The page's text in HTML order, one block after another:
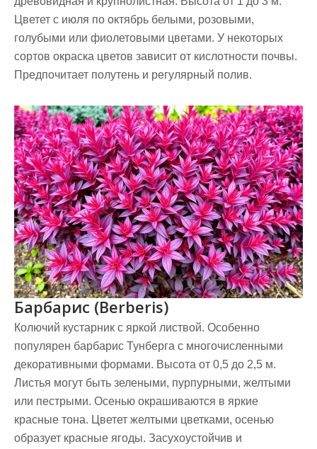
Цветет с июля по октябрь белыми, розовыми,
голубыми или фиолетовыми цветами. У некоторых
сортов окраска цветов зависит от кислотности почвы.
Предпочитает полутень и регулярный полив.
Барбарис (Berberis)
Колючий кустарник с яркой листвой. Особенно
популярен барбарис Тунберга с многочисленными
декоративными формами. Высота от 0,5 до 2,5 м.
Листья могут быть зелеными, пурпурными, желтыми
или пестрыми. Осенью окрашиваются в яркие
красные тона. Цветет желтыми цветками, осенью
образует красные ягоды. Засухоустойчив и